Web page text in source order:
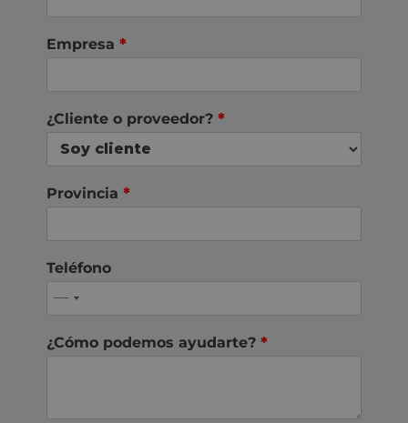
Empresa *
¿Cliente o proveedor? *
Provincia *
Teléfono
¿Cómo podemos ayudarte? *